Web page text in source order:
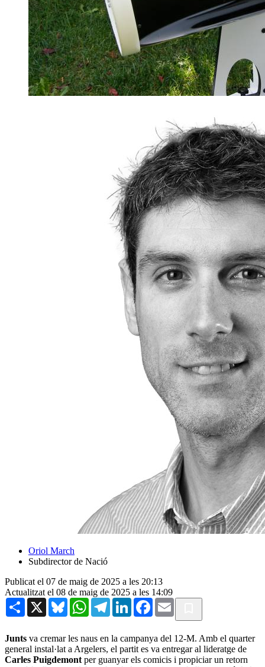
Oriol March
Subdirector de Nació
Publicat el 07 de maig de 2025 a les 20:13
Actualitzat el 08 de maig de 2025 a les 14:09
Share X BlueskyWhatsAppTelegramLinkedInFacebook
Email
Junts va cremar les naus en la campanya del 12-M. Amb el quarter
general instal·lat a Argelers, el partit es va entregar al lideratge de
Carles Puigdemont per guanyar els comicis i propiciar un retorn